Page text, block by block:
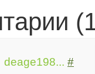
deage198... #